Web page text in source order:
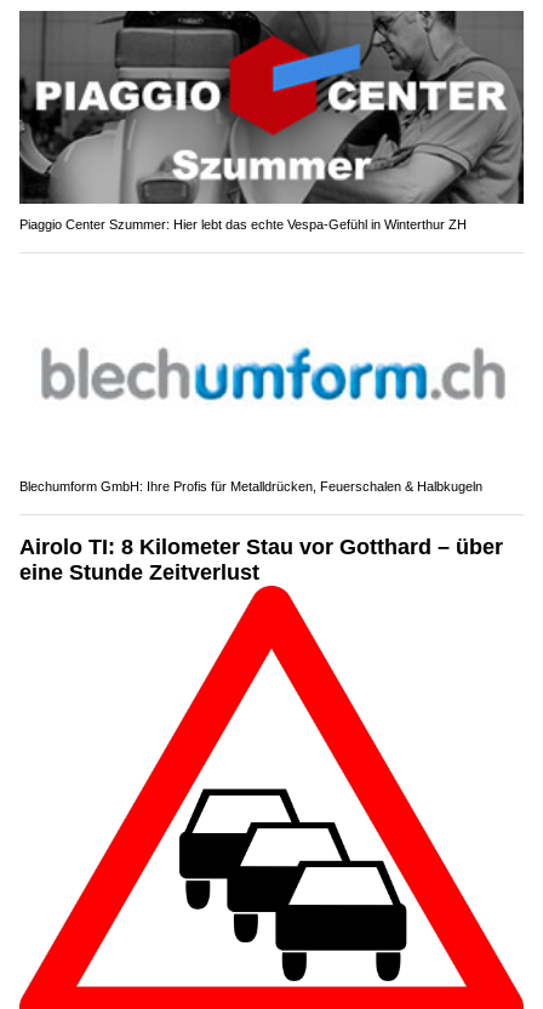
Piaggio Center Szummer: Hier lebt das echte Vespa-Gefühl in Winterthur ZH
Blechumform GmbH: Ihre Profis für Metalldrücken, Feuerschalen & Halbkugeln
Airolo TI: 8 Kilometer Stau vor Gotthard – über
eine Stunde Zeitverlust